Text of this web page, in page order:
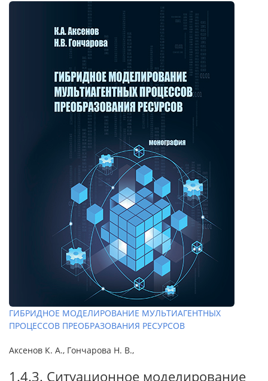
ГИБРИДНОЕ МОДЕЛИРОВАНИЕ МУЛЬТИАГЕНТНЫХ
ПРОЦЕССОВ ПРЕОБРАЗОВАНИЯ РЕСУРСОВ
Аксенов К. А., Гончарова Н. В.,
1.4.3. Ситуационное моделирование